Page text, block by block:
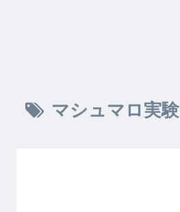
マシュマロ実験